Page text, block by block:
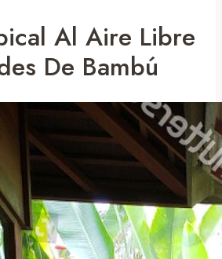
Al Aire Libre
De Bambú